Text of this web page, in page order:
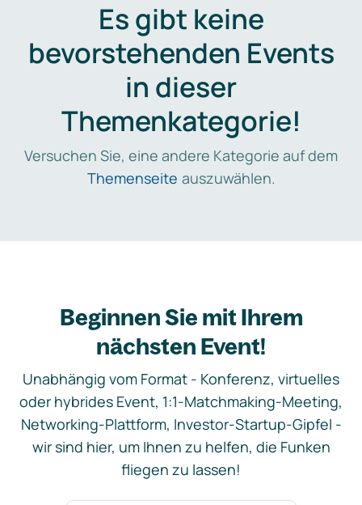
Es gibt keine
bevorstehenden Events
in dieser
Themenkategorie!
Versuchen Sie, eine andere Kategorie auf dem
Themenseite auszuwählen.
Beginnen Sie mit Ihrem
nächsten Event!
Unabhängig vom Format - Konferenz, virtuelles
oder hybrides Event, 1:1-Matchmaking-Meeting,
Networking-Plattform, Investor-Startup-Gipfel -
wir sind hier, um Ihnen zu helfen, die Funken
fliegen zu lassen!